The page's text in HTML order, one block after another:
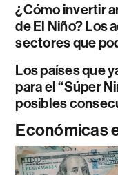
¿Cómo invertir
de El Niño? Los
sectores que
Los países que
para el “Súper
posibles
Económicas